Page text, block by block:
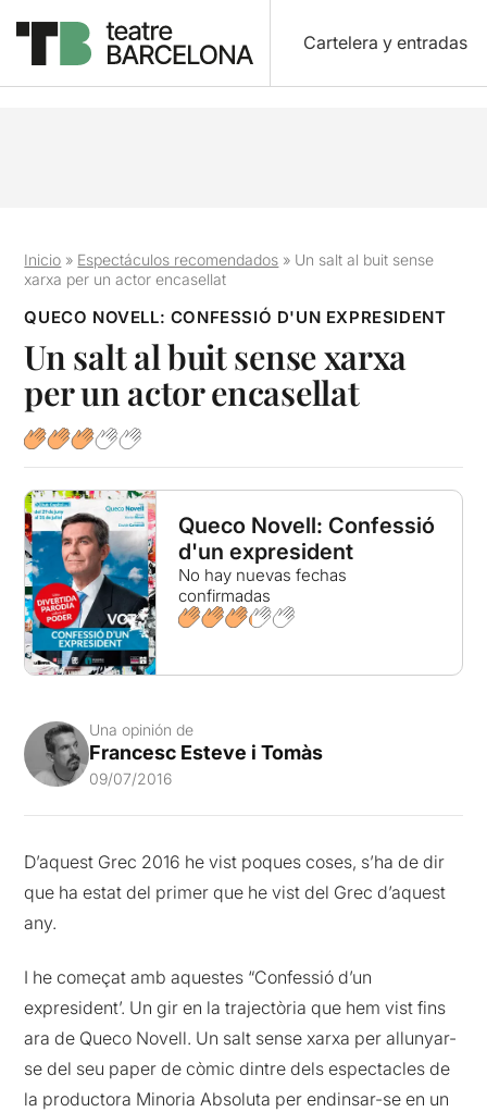
Cartelera y entradas
Inicio » Espectáculos recomendados » Un salt al buit sense
xarxa per un actor encasellat
QUECO NOVELL: CONFESSIÓ D'UN EXPRESIDENT
Un salt al buit sense xarxa
per un actor encasellat
Queco Novell: Confessió
d'un expresident
No hay nuevas fechas
confirmadas
Una opinión de
Francesc Esteve i Tomàs
09/07/2016
D’aquest Grec 2016 he vist poques coses, s’ha de dir
que ha estat del primer que he vist del Grec d’aquest
any.
I he começat amb aquestes “Confessió d’un
expresident’. Un gir en la trajectòria que hem vist fins
ara de Queco Novell. Un salt sense xarxa per allunyar-
se del seu paper de còmic dintre dels espectacles de
la productora Minoria Absoluta per endinsar-se en un